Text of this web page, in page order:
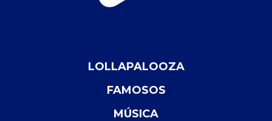
LOLLAPALOOZA
FAMOSOS
MÚSICA